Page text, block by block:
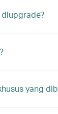
yang